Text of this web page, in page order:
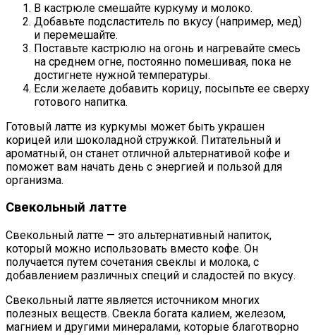
В кастрюле смешайте куркуму и молоко.
Добавьте подсластитель по вкусу (например, мед)
и перемешайте.
Поставьте кастрюлю на огонь и нагревайте смесь
на среднем огне, постоянно помешивая, пока не
достигнете нужной температуры.
Если желаете добавить корицу, посыпьте ее сверху
готового напитка.
Готовый латте из куркумы может быть украшен
корицей или шоколадной стружкой. Питательный и
ароматный, он станет отличной альтернативой кофе и
поможет вам начать день с энергией и пользой для
организма.
Свекольный латте
Свекольный латте — это альтернативный напиток,
который можно использовать вместо кофе. Он
получается путем сочетания свеклы и молока, с
добавлением различных специй и сладостей по вкусу.
Свекольный латте является источником многих
полезных веществ. Свекла богата калием, железом,
магнием и другими минералами, которые благотворно